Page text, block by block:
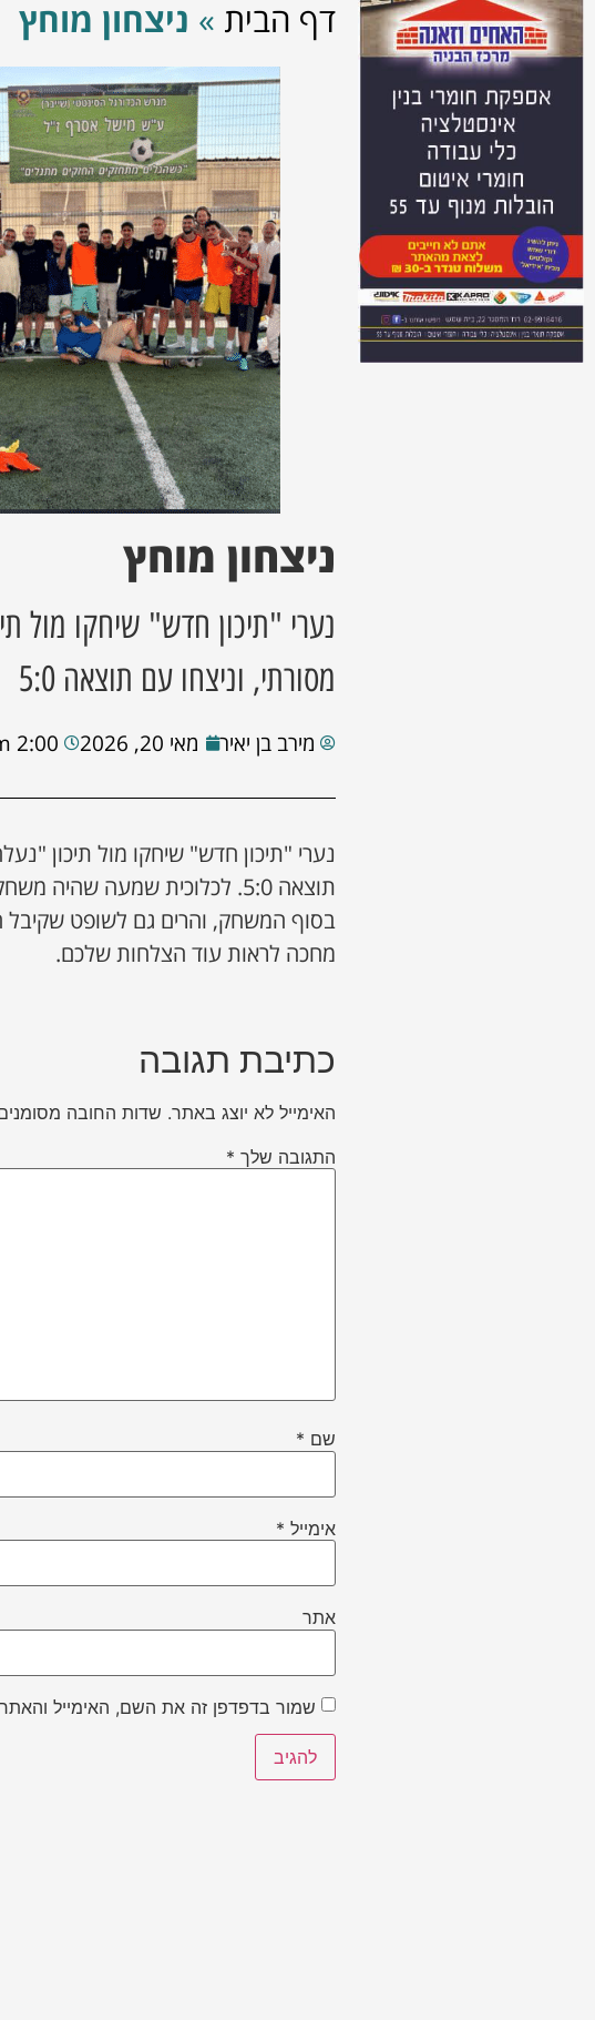
דף הבית » ניצחון מוחץ
ניצחון מוחץ
נערי "תיכון חדש" שיחקו מול
מסורתי, וניצחו עם תוצאה 5:0
מירב בן יאיר מאי 20, 2026 2:00 pm
נערי "תיכון חדש" שיחקו מול תיכון
תוצאה 5:0. לכלוכית שמעה
בסוף המשחק, והרים גם לשופט
מחכה לראות עוד הצלחות שלכם.
כתיבת תגובה
האימייל לא יוצג באתר. שדות החובה
התגובה שלך *
שם *
אימייל *
אתר
שמור בדפדפן זה את השם, האימייל